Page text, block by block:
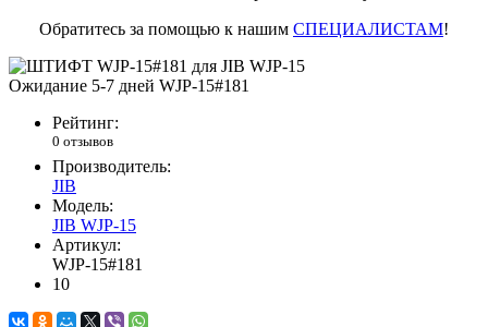
Обратитесь за помощью к нашим СПЕЦИАЛИСТАМ!
Ожидание 5-7 дней WJP-15#181
Рейтинг:
0 отзывов
Производитель:
JIB
Модель:
JIB WJP-15
Артикул:
WJP-15#181
10